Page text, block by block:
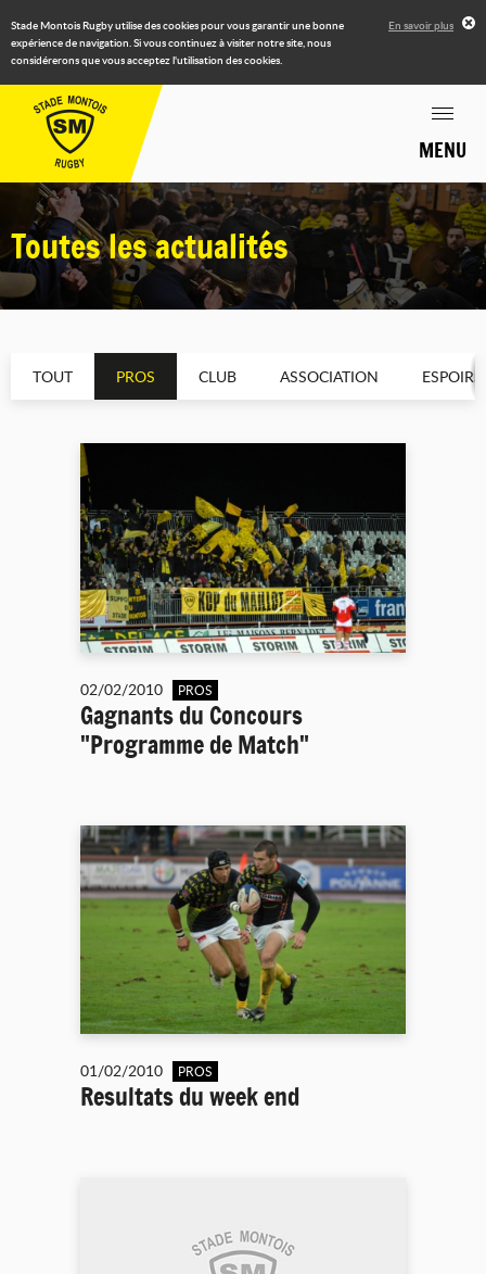
Stade Montois Rugby utilise des cookies pour vous garantir une bonne
expérience de navigation. Si vous continuez à visiter notre site, nous
considérerons que vous acceptez l'utilisation des cookies.
En savoir plus
MENU
Toutes les actualités
TOUT PROS CLUB ASSOCIATION ESPOIRS
02/02/2010 PROS
Gagnants du Concours
"Programme de Match"
01/02/2010 PROS
Resultats du week end